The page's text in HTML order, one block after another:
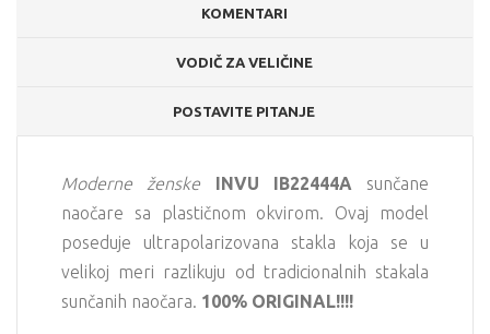
KOMENTARI
VODIČ ZA VELIČINE
POSTAVITE PITANJE
Moderne ženske INVU IB22444A sunčane
naočare sa plastičnom okvirom. Ovaj model
poseduje ultrapolarizovana stakla koja se u
velikoj meri razlikuju od tradicionalnih stakala
sunčanih naočara. 100% ORIGINAL!!!!